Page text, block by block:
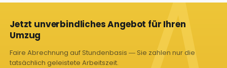
Jetzt unverbindliches Angebot für Ihren
Umzug
Faire Abrechnung auf Stundenbasis — Sie zahlen nur die
tatsächlich geleistete Arbeitszeit.